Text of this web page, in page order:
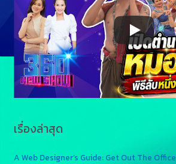
เรื่องล่าสุด
A Web Designer’s Guide: Get Out The Office